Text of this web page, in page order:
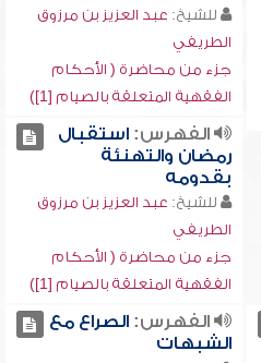
للشيخ: عبد العزيز بن مرزوق
الطريفي
جزء من محاضرة ( الأحكام
الفقهية المتعلقة بالصيام [1])
الفهرس:استقبال
رمضان والتهنئة
بقدومه
للشيخ: عبد العزيز بن مرزوق
الطريفي
جزء من محاضرة ( الأحكام
الفقهية المتعلقة بالصيام [1])
الفهرس:الصراع مع
الشبهات